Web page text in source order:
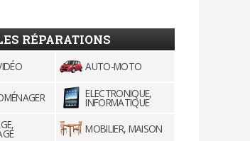
RÉPARATIONS
AUTO-MOTO
ELECTRONIQUE,
INFORMATIQUE
MOBILIER, MAISON